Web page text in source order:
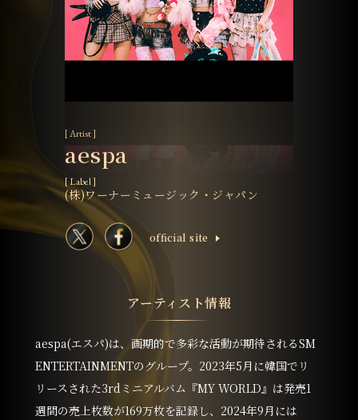
[ Artist ]
aespa
[ Label ]
(株)ワーナーミュージック・ジャパン
ofﬁcial site
アーティスト情報
aespa(エスパ)は、画期的で多彩な活動が期待されるSM
ENTERTAINMENTのグループ。2023年5月に韓国でリ
リースされた3rdミニアルバム『MY WORLD』は発売1
週間の売上枚数が169万枚を記録し、2024年9月には